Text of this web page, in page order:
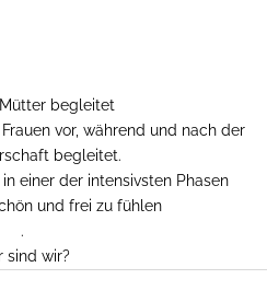
begleitet
vor, während und nach der
begleitet.
einer der intensivsten Phasen
und frei zu fühlen
.
sind wir?